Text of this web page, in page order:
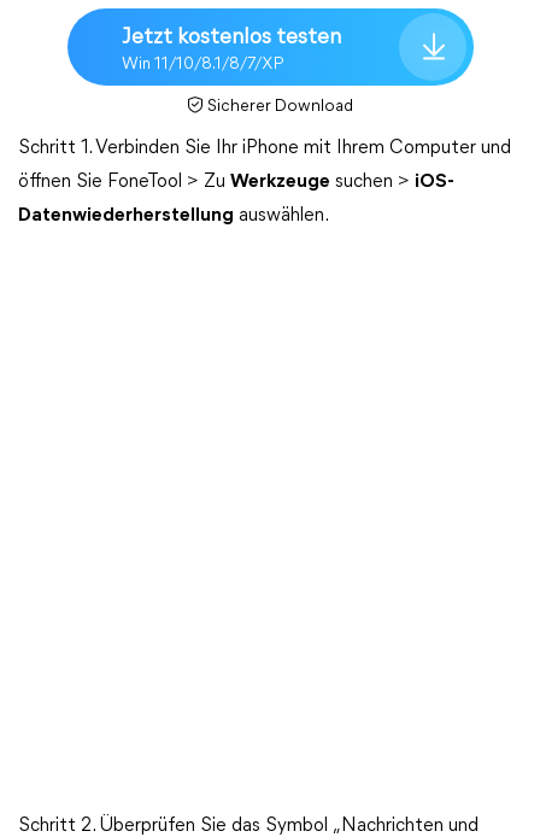
Jetzt kostenlos testen
Win 11/10/8.1/8/7/XP
Sicherer Download
Schritt 1. Verbinden Sie Ihr iPhone mit Ihrem Computer und
öffnen Sie FoneTool > Zu Werkzeuge suchen > iOS-
Datenwiederherstellung auswählen.
Schritt 2. Überprüfen Sie das Symbol „Nachrichten und